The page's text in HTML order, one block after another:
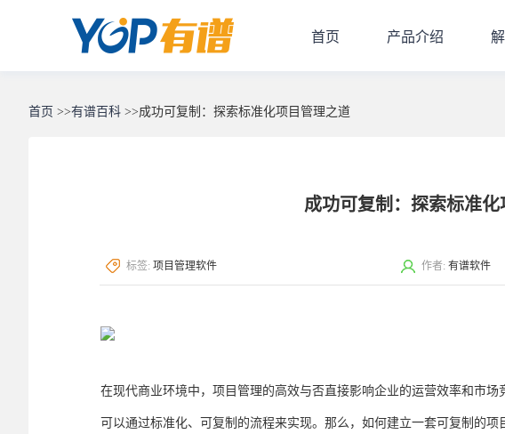
首页 产品介绍
首页 >>有谱百科 >>成功可复制：探索标准化项目管理之道
成功可复制：探索标准
标签: 项目管理软件 作者: 有谱软件
在现代商业环境中，项目管理的高效与否直接影响企业的运营效率和市
可以通过标准化、可复制的流程来实现。那么，如何建立一套可复制的项